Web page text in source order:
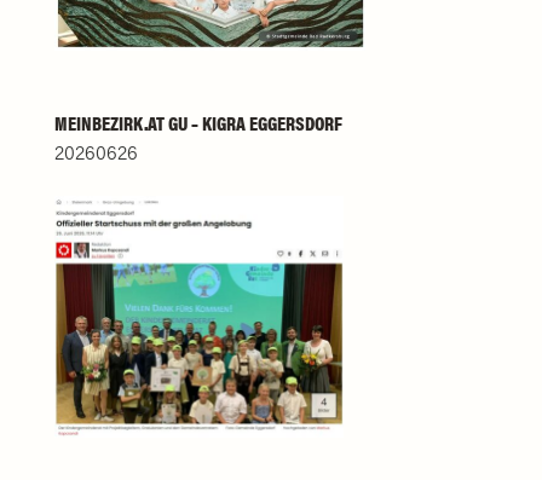
MEINBEZIRK.AT GU – KIGRA EGGERSDORF
20260626